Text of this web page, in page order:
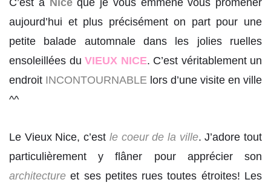
C’est à Niceque je vous emmène vous promener
aujourd’hui et plus précisément on part pour une
petite balade automnale dans les jolies ruelles
ensoleillées du VIEUX NICE. C’est véritablement un
endroit INCONTOURNABLE lors d’une visite en ville
^^
Le Vieux Nice, c’est le coeur de la ville. J’adore tout
particulièrement y flâner pour apprécier son
architecture et ses petites rues toutes étroites! Les